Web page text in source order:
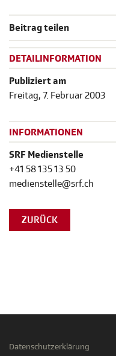
Beitrag teilen
DETAILINFORMATION
Publiziert am
Freitag, 7. Februar 2003
INFORMATIONEN
SRF Medienstelle
+41 58 135 13 50
medienstelle@srf.ch
ZURÜCK
Datenschutzerklärung